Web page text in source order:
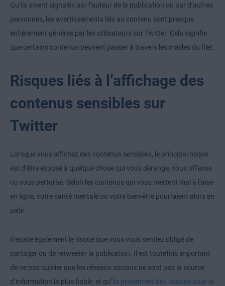
Qu’ils soient signalés par l’auteur de la publication ou par d’autres
personnes, les avertissements liés au contenu sont presque
entièrement générés par les utilisateurs sur Twitter. Cela signifie
que certains contenus peuvent passer à travers les mailles du filet.
Risques liés à l’affichage des
contenus sensibles sur
Twitter
Lorsque vous affichez des contenus sensibles, le principal risque
est d’être exposé à quelque chose qui vous dérange, vous offense
ou vous perturbe. Selon les contenus qui vous mettent mal à l’aise
en ligne, votre santé mentale ou votre bien-être pourraient alors en
pâtir.
Il existe également le risque que vous vous sentiez obligé de
partager ou de retweeter la publication. Il est toutefois important
de ne pas oublier que les réseaux sociaux ne sont pas la source
d’information la plus fiable, et qu’ils présentent des risques pour la